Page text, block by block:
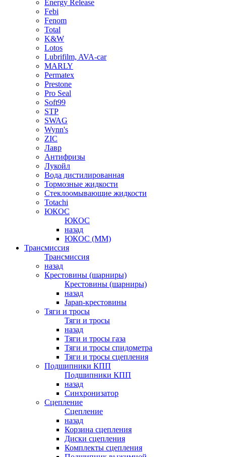
Energy Release
Febi
Fenom
Total
K&W
Lotos
Lubrifilm, AVA-car
MARLY
Permatex
Prestone
Pro Seal
Soft99
STP
SWAG
Wynn's
ZIC
Лавр
Антифризы
Лукойл
Вода дистилированная
Тормозные жидкости
Стеклоомывающие жидкости
Totachi
ЮКОС
ЮКОС
назад
ЮКОС (ММ)
Трансмиссия
Трансмиссия
назад
Крестовины (шарниры)
Крестовины (шарниры)
назад
Japan-крестовины
Тяги и тросы
Тяги и тросы
назад
Тяги и тросы газа
Тяги и тросы спидометра
Тяги и тросы сцепления
Подшипники КПП
Подшипники КПП
назад
Синхронизатор
Сцепление
Сцепление
назад
Корзина сцепления
Диски сцепления
Комплекты сцепления